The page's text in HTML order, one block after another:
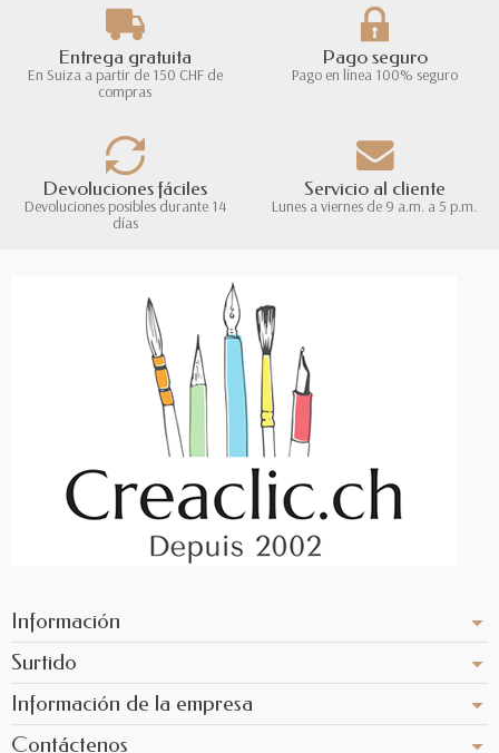
Entrega gratuita
En Suiza a partir de 150 CHF de
compras
Pago seguro
Pago en línea 100% seguro
Devoluciones fáciles
Devoluciones posibles durante 14
días
Servicio al cliente
Lunes a viernes de 9 a.m. a 5 p.m.
Información
Surtido
Información de la empresa
Contáctenos